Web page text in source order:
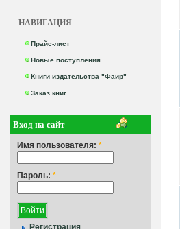
НАВИГАЦИЯ
Прайс-лист
Новые поступления
Книги издательства "Фаир"
Заказ книг
Вход на сайт
Имя пользователя: *
Пароль: *
Регистрация